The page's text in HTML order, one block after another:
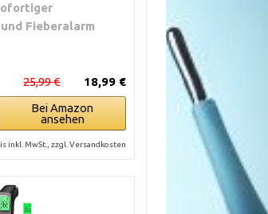
Fieberalarm
18,99 €
25,99 €
Bei Amazon
ansehen
inkl. MwSt., zzgl. Versandkosten